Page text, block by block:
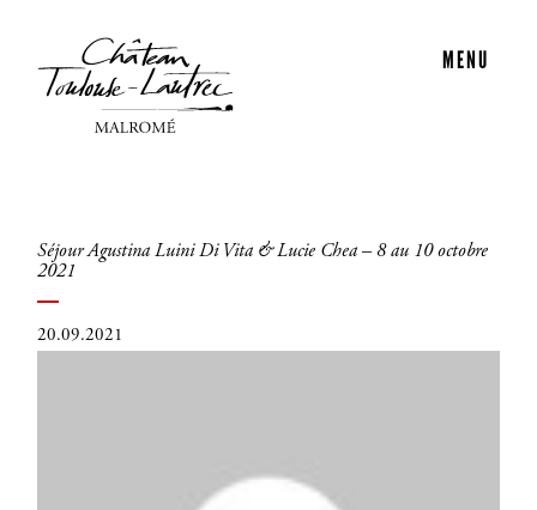
MENU
Séjour Agustina Luini Di Vita & Lucie Chea – 8 au 10 octobre
2021
20.09.2021